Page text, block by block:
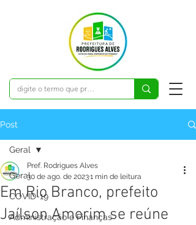
Post
Geral
COVID-19
Administração e Finanças
Geral
Em Rio Branco, prefeito
Jaílson Amorim se reúne
Pref. Rodrigues Alves
30 de ago. de 20231 min de leitura